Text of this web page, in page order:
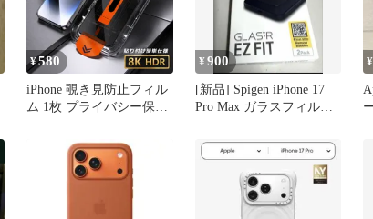
¥580
iPhone 覗き見防止フィル
ム 1枚 プライバシー保護
ス 全面保護 保護フィル
ム スマホフィルム 液晶
保護 衝撃吸収 指紋防止
画面保護フィルム
¥900
[新品] Spigen iPhone 17
Pro Max ガラスフィルム2
¥